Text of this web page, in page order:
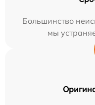
Большинство
мы